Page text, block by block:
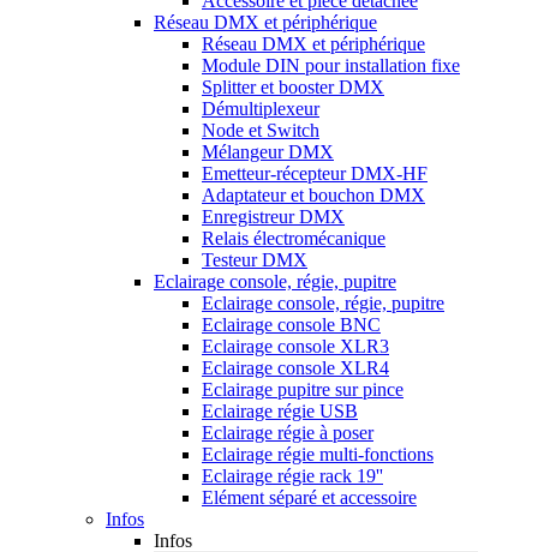
Réseau DMX et périphérique
Réseau DMX et périphérique
Module DIN pour installation fixe
Splitter et booster DMX
Démultiplexeur
Node et Switch
Mélangeur DMX
Emetteur-récepteur DMX-HF
Adaptateur et bouchon DMX
Enregistreur DMX
Relais électromécanique
Testeur DMX
Eclairage console, régie, pupitre
Eclairage console, régie, pupitre
Eclairage console BNC
Eclairage console XLR3
Eclairage console XLR4
Eclairage pupitre sur pince
Eclairage régie USB
Eclairage régie à poser
Eclairage régie multi-fonctions
Eclairage régie rack 19''
Elément séparé et accessoire
Infos
Infos